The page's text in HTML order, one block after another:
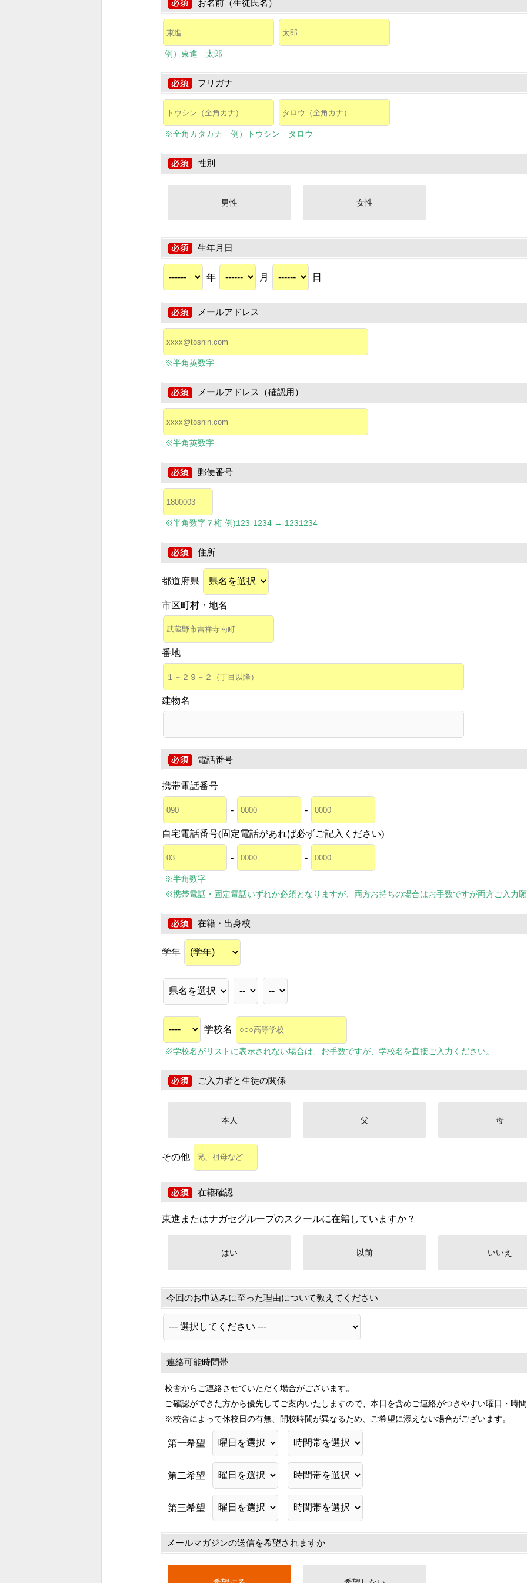
お名前（生徒氏名）
例）東進 太郎
フリガナ
※全角カタカナ 例）トウシン タロウ
性別
男性 女性
生年月日
年 月 日
メールアドレス
※半角英数字
メールアドレス（確認用）
※半角英数字
郵便番号
※半角数字７桁 例)123-1234 → 1231234
住所
都道府県
市区町村・地名
番地
建物名
電話番号
携帯電話番号
- -
自宅電話番号(固定電話があれば必ずご記入ください)
- -
※半角数字
※携帯電話・固定電話いずれか必須となりますが、両方お持ちの場合はお手数ですが両方ご入力
在籍・出身校
学年
学校名
※学校名がリストに表示されない場合は、お手数ですが、学校名を直接ご入力ください。
ご入力者と生徒の関係
本人 父 母
その他
在籍確認
東進またはナガセグループのスクールに在籍していますか？
はい 以前 いいえ
今回のお申込みに至った理由について教えてください
連絡可能時間帯
校舎からご連絡させていただく場合がございます。
ご確認ができた方から優先してご案内いたしますので、本日を含めご連絡がつきやすい曜日・時
※校舎によって休校日の有無、開校時間が異なるため、ご希望に添えない場合がございます。
第一希望
第二希望
第三希望
メールマガジンの送信を希望されますか